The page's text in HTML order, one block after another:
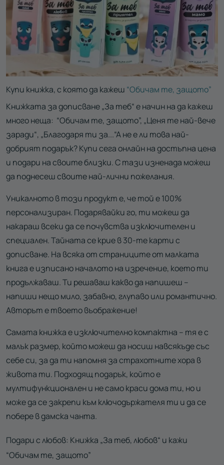
Купи книжка, с която да кажеш “Обичам те, защото”
Книжката за дописване „За теб“ е начин на да кажеш
много неща: “Обичам те, защото”, „Ценя те най-вече
заради“, „Благодаря ти за...“А не е ли това най-
добрият подарък? Купи сега онлайн на достъпна цена
и подари на своите близки. С тази изненада можеш
да поднесеш своите най-лични пожелания.
Уникалното в този продукт е, че той е 100%
персонализиран. Подарявайки го, ти можеш да
накараш всеки да се почувства изключителен и
специален. Тайната се крие в 30-те карти с
дописване. На всяка от страниците от малката
книга е изписано началото на изречение, което ти
продължаваш. Ти решаваш какво да напишеш –
напиши нещо мило, забавно, глупаво или романтично.
Авторът е твоето въображение!
Самата книжка е изключително компактна – тя е с
малък размер, който можеш да носиш навсякъде със
себе си, за да ти напомня за страхотните хора в
живота ти. Подходящ подарък, който е
мултифункционален и не само краси дома ти, но и
може да се закрепи към ключодържателя ти и да се
побере в дамска чанта.
Подари с любов: Книжка „За теб, любов“ и кажи
“Обичам те, защото”